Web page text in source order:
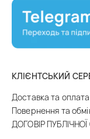
КЛІЄНТСЬКИЙ
Доставка та оплата
Повернення та
ДОГОВІР